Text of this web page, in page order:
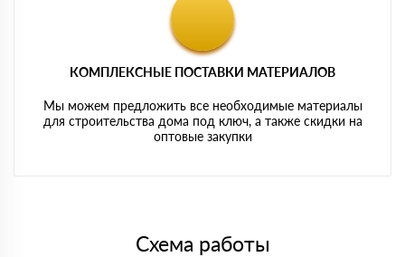
КОМПЛЕКСНЫЕ ПОСТАВКИ МАТЕРИАЛОВ
Мы можем предложить все необходимые материалы
для строительства дома под ключ, а также скидки на
оптовые закупки
Схема работы